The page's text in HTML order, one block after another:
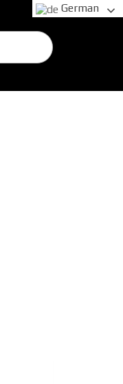
German